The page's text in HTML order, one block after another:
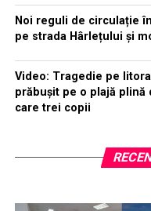
Noi reguli de circulație
pe strada Hârlețului și
Video: Tragedie pe
prăbușit pe o plajă
care trei copii